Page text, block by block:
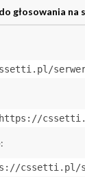
głosowania
serwer/
cssetti.pl/